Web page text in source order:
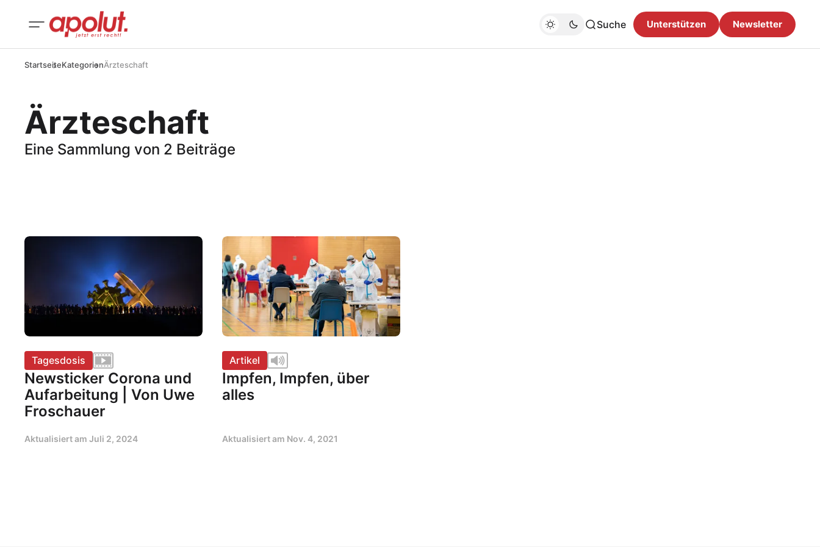
Suche Unterstützen Newsletter
StartseiteKategorienÄrzteschaft
Ärzteschaft
Eine Sammlung von 2 Beiträge
Tagesdosis
Newsticker Corona und
Aufarbeitung | Von Uwe
Froschauer
Aktualisiert am Juli 2, 2024
Artikel
Impfen, Impfen, über
alles
Aktualisiert am Nov. 4, 2021